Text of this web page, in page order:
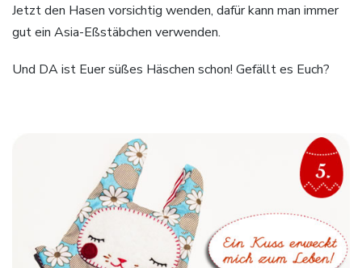
Jetzt den Hasen vorsichtig wenden, dafür kann man immer
gut ein Asia-Eßstäbchen verwenden.
Und DA ist Euer süßes Häschen schon! Gefällt es Euch?